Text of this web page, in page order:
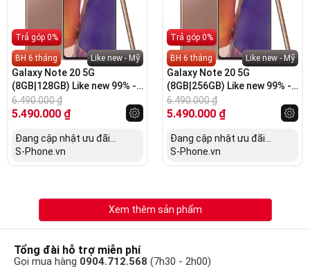
Trả góp 0%
BH 6 tháng Like new - Mỹ
Galaxy Note 20 5G
(8GB|128GB) Like new 99% -
Bản Mỹ
6.490.000₫
5.490.000 ₫
Đang cập nhật ưu đãi...
S-Phone.vn
Trả góp 0%
BH 6 tháng Like new - Mỹ
Galaxy Note 20 5G
(8GB|256GB) Like new 99% -
Bản Hàn
6.490.000₫
5.490.000 ₫
Đang cập nhật ưu đãi...
S-Phone.vn
Xem thêm sản phẩm
Tổng đài hỗ trợ miễn phí
Gọi mua hàng 0904.712.568 (7h30 - 2h00)